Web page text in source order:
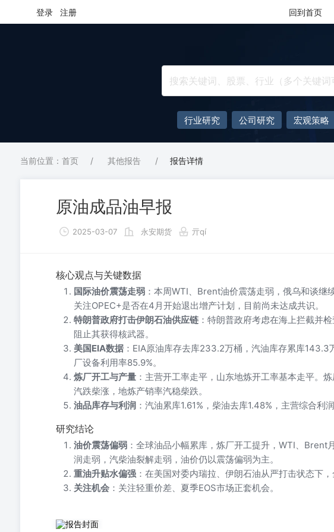
登录 注册 回到首页
行业研究 公司研究 宏观策略
当前位置：首页 / 其他报告 / 报告详情
原油成品油早报
2025-03-07 永安期货 亓qí
核心观点与关键数据
国际油价震荡走弱 ：本周WTI、Brent油价震荡走弱，俄乌和谈继
关注OPEC+是否在4月开始退出增产计划，目前尚未达成共识。
特朗普政府打击伊朗石油供应链 ：特朗普政府考虑在海上拦截并
阻止其获得核武器。
美国EIA数据 ：EIA原油库存去库233.2万桶，汽油库存累库
厂设备利用率85.9%。
炼厂开工与产量 ：主营开工率走平，山东地炼开工率基本走平。
汽跌柴涨，地炼产销率汽稳柴跌。
油品库存与利润 ：汽油累库1.61%，柴油去库1.48%，主营综合利
研究结论
油价震荡偏弱 ：全球油品小幅累库，炼厂开工提升，WTI、Brent
润走弱，汽柴油裂解走弱，油价仍以震荡偏弱为主。
重油升贴水偏强 ：在美国对委内瑞拉、伊朗石油从严打击状态下
关注机会 ：关注轻重价差、夏季EOS市场正套机会。
原油成品油早报 222.38 18.79 210.12 0.40 -3.10 224.08 20.45 213.70 0.51 -